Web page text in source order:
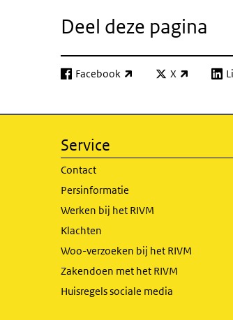
Deel deze pagina
Facebook
(externe link) X
(externe link)
Service
Contact
Persinformatie
Werken bij het RIVM
Klachten
Woo-verzoeken bij het RIVM
Zakendoen met het RIVM
Huisregels sociale media